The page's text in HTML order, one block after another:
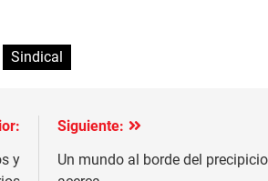
Sindical
y
Siguiente:
Un mundo al borde del